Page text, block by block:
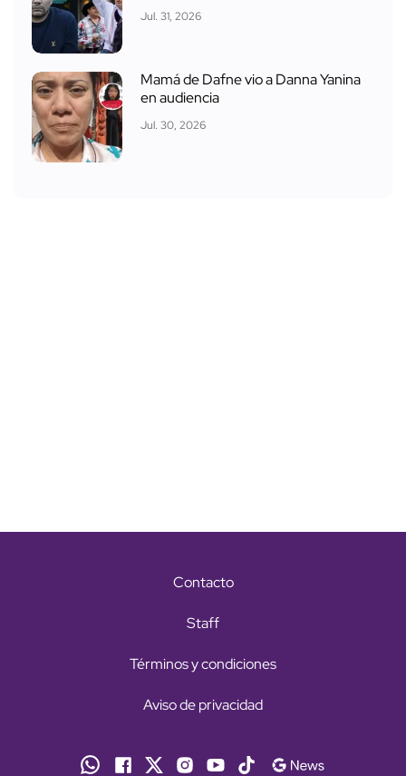
Jul. 31, 2026
Mamá de Dafne vio a Danna Yanina
en audiencia
Jul. 30, 2026
Contacto
Staff
Términos y condiciones
Aviso de privacidad